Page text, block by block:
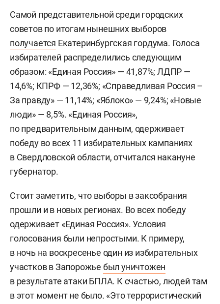
Самой представительной среди городских
советов по итогам нынешних выборов
получается Екатеринбургская гордума. Голоса
избирателей распределились следующим
образом: «Единая Россия» — 41,87%; ЛДПР —
14,6%; КПРФ — 12,36%; «Справедливая Россия –
За правду» — 11,14%; «Яблоко» — 9,24%; «Новые
люди» — 8,5%. «Единая Россия»,
по предварительным данным, одерживает
победу во всех 11 избирательных кампаниях
в Свердловской области, отчитался накануне
губернатор.
Стоит заметить, что выборы в заксобрания
прошли и в новых регионах. Во всех победу
одерживает «Единая Россия». Условия
голосования были непростыми. К примеру,
в ночь на воскресенье один из избирательных
участков в Запорожье был уничтожен
в результате атаки БПЛА. К счастью, людей там
в этот момент не было. «Это террористический